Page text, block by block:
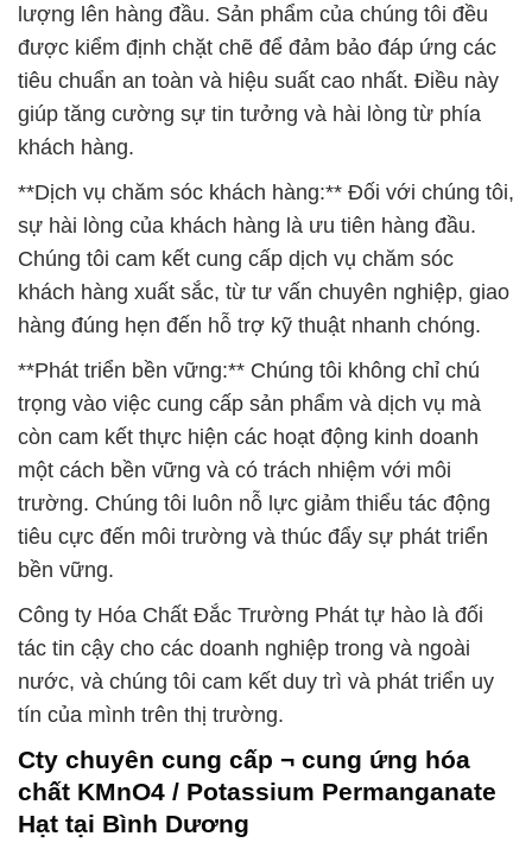
lượng lên hàng đầu. Sản phẩm của chúng tôi đều
được kiểm định chặt chẽ để đảm bảo đáp ứng các
tiêu chuẩn an toàn và hiệu suất cao nhất. Điều này
giúp tăng cường sự tin tưởng và hài lòng từ phía
khách hàng.
**Dịch vụ chăm sóc khách hàng:** Đối với chúng tôi,
sự hài lòng của khách hàng là ưu tiên hàng đầu.
Chúng tôi cam kết cung cấp dịch vụ chăm sóc
khách hàng xuất sắc, từ tư vấn chuyên nghiệp, giao
hàng đúng hẹn đến hỗ trợ kỹ thuật nhanh chóng.
**Phát triển bền vững:** Chúng tôi không chỉ chú
trọng vào việc cung cấp sản phẩm và dịch vụ mà
còn cam kết thực hiện các hoạt động kinh doanh
một cách bền vững và có trách nhiệm với môi
trường. Chúng tôi luôn nỗ lực giảm thiểu tác động
tiêu cực đến môi trường và thúc đẩy sự phát triển
bền vững.
Công ty Hóa Chất Đắc Trường Phát tự hào là đối
tác tin cậy cho các doanh nghiệp trong và ngoài
nước, và chúng tôi cam kết duy trì và phát triển uy
tín của mình trên thị trường.
Cty chuyên cung cấp ¬ cung ứng hóa
chất KMnO4 / Potassium Permanganate
Hạt tại Bình Dương